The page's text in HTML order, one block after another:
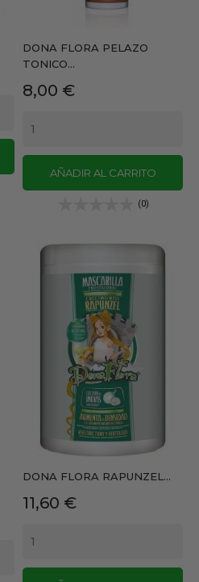
DONA FLORA PELAZO
TONICO...
Precio
8,00 €
AÑADIR AL CARRITO
(0)
DONA FLORA RAPUNZEL...
Precio
11,60 €